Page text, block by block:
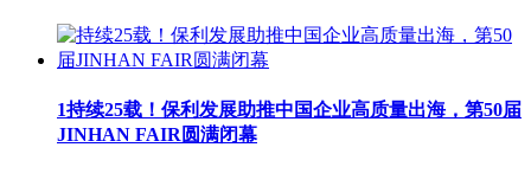
1持续25载！保利发展助推中国企业高质量出海，第50届
JINHAN FAIR圆满闭幕